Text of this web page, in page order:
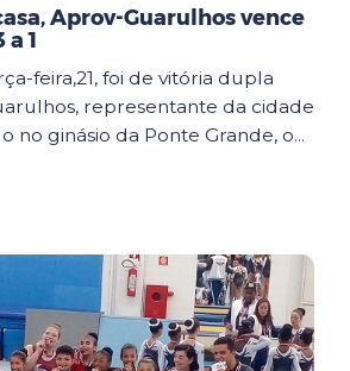
Aprov-Guarulhos vence
a 1
feira,21, foi de vitória dupla
representante da cidade
no ginásio da Ponte Grande, o...